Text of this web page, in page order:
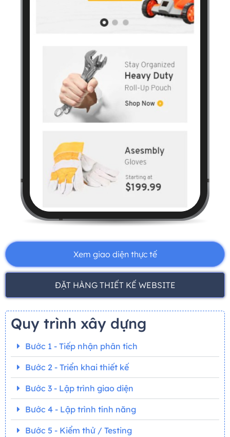
Xem giao diện thực tế
ĐẶT HÀNG THIẾT KẾ WEBSITE
Quy trình xây dựng
Bước 1 - Tiếp nhận phân tích
Bước 2 - Triển khai thiết kế
Bước 3 - Lập trình giao diện
Bước 4 - Lập trình tính năng
Bước 5 - Kiểm thử / Testing